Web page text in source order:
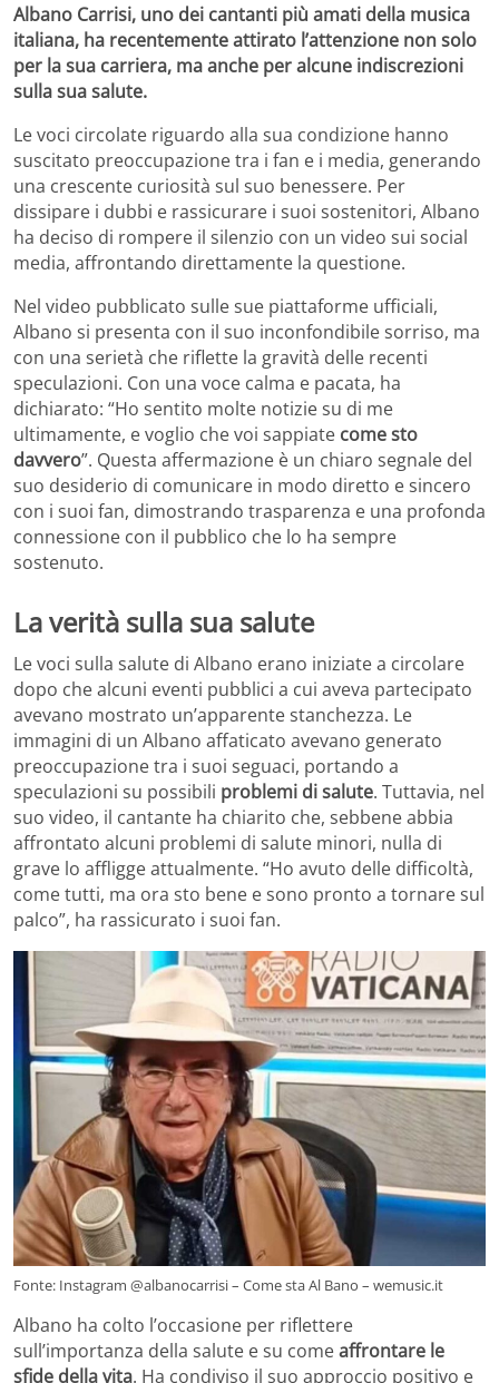
Albano Carrisi, uno dei cantanti più amati della musica
italiana, ha recentemente attirato l’attenzione non solo
per la sua carriera, ma anche per alcune indiscrezioni
sulla sua salute.
Le voci circolate riguardo alla sua condizione hanno
suscitato preoccupazione tra i fan e i media, generando
una crescente curiosità sul suo benessere. Per
dissipare i dubbi e rassicurare i suoi sostenitori, Albano
ha deciso di rompere il silenzio con un video sui social
media, affrontando direttamente la questione.
Nel video pubblicato sulle sue piattaforme ufficiali,
Albano si presenta con il suo inconfondibile sorriso, ma
con una serietà che riflette la gravità delle recenti
speculazioni. Con una voce calma e pacata, ha
dichiarato: “Ho sentito molte notizie su di me
ultimamente, e voglio che voi sappiate come sto
davvero”. Questa affermazione è un chiaro segnale del
suo desiderio di comunicare in modo diretto e sincero
con i suoi fan, dimostrando trasparenza e una profonda
connessione con il pubblico che lo ha sempre
sostenuto.
La verità sulla sua salute
Le voci sulla salute di Albano erano iniziate a circolare
dopo che alcuni eventi pubblici a cui aveva partecipato
avevano mostrato un’apparente stanchezza. Le
immagini di un Albano affaticato avevano generato
preoccupazione tra i suoi seguaci, portando a
speculazioni su possibili problemi di salute. Tuttavia, nel
suo video, il cantante ha chiarito che, sebbene abbia
affrontato alcuni problemi di salute minori, nulla di
grave lo affligge attualmente. “Ho avuto delle difficoltà,
come tutti, ma ora sto bene e sono pronto a tornare sul
palco”, ha rassicurato i suoi fan.
Fonte: Instagram @albanocarrisi – Come sta Al Bano – wemusic.it
Albano ha colto l’occasione per riflettere
sull’importanza della salute e su comeaffrontare le
sfide della vita. Ha condiviso il suo approccio positivo e